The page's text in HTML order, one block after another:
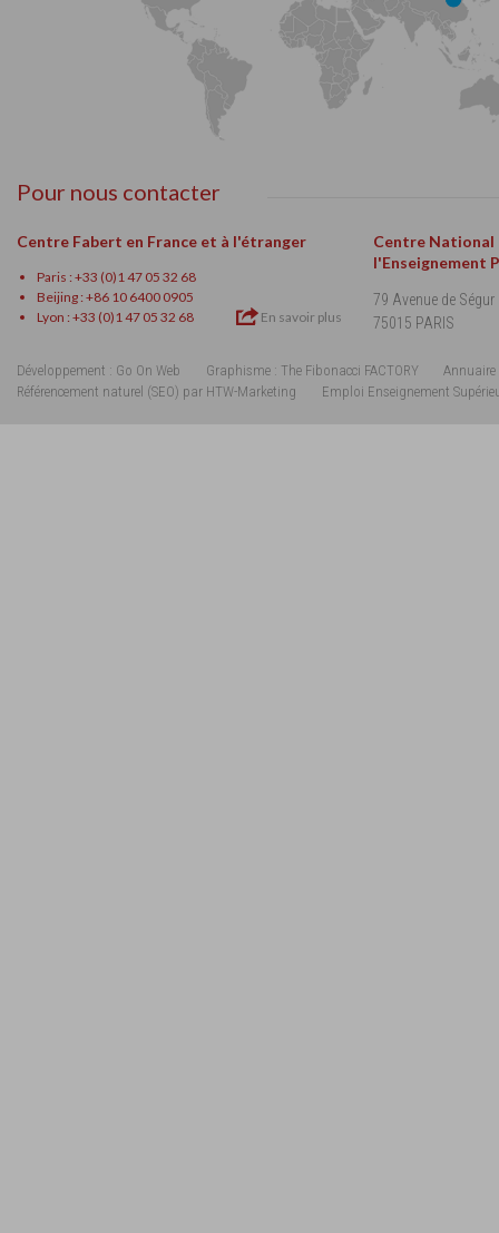
Pour nous contacter
Centre Fabert en France et à l'étranger
Paris : +33 (0)1 47 05 32 68
Beijing : +86 10 6400 0905
Lyon : +33 (0)1 47 05 32 68
En savoir plus
Centre National
l'Enseignement
79 Avenue de Ségur
75015 PARIS
Développement : Go On Web Graphisme : The Fibonacci FACTORY
Annuaire
Référencement naturel (SEO) par HTW-Marketing
Emploi Enseignement